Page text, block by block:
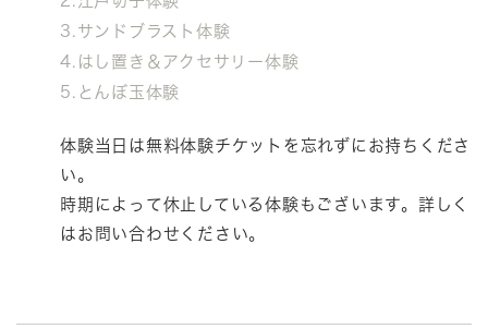
3.サンドブラスト体験
4.はし置き＆アクセサリー体験
5.とんぼ玉体験
体験当日は無料体験チケットを忘れずにお持ちくださ
い。
時期によって休止している体験もございます。詳しく
はお問い合わせください。